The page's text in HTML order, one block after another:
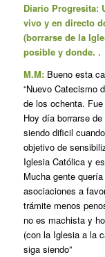
Diario Progresita:
vivo y en directo
(borrarse de la
posible y donde. .
M.M:Bueno esta
“Nuevo Catecismo
de los ochenta.
Hoy día borrarse
siendo dificil
objetivo de
Iglesia Católica y
Mucha gente
asociaciones a
trámite menos
no es machista y
(con la Iglesia a la
siga siendo”